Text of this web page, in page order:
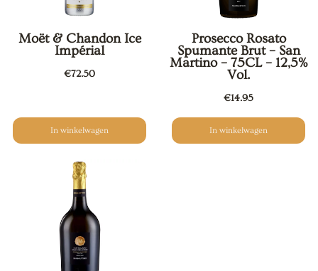
Moët & Chandon Ice
Impérial
€72.50
In winkelwagen
Prosecco Rosato
Spumante Brut – San
Martino – 75CL – 12,5%
Vol.
€14.95
In winkelwagen